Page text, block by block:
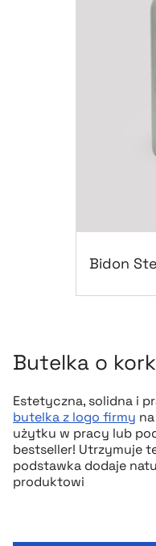
Bidon
Butelka o
Estetyczna, solidna i
butelka z logo firmy
użytku w pracy lub
bestseller! Utrzymuje
podstawka dodaje
produktowi